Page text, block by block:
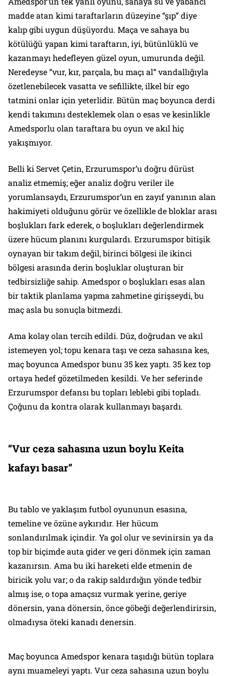
madde atan kimi taraftarların düzeyine “şıp” diye
kalıp gibi uygun düşüyordu. Maça ve sahaya bu
kötülüğü yapan kimi taraftarın, iyi, bütünlüklü ve
kazanmayı hedefleyen güzel oyun, umurunda değil.
Neredeyse “vur, kır, parçala, bu maçı al” vandallığıyla
özetlenebilecek vasatta ve sefillikte, ilkel bir ego
tatmini onlar için yeterlidir. Bütün maç boyunca derdi
kendi takımını desteklemek olan o esas ve kesinlikle
Amedsporlu olan taraftara bu oyun ve akıl hiç
yakışmıyor.
Belli ki Servet Çetin, Erzurumspor’u doğru dürüst
analiz etmemiş; eğer analiz doğru veriler ile
yorumlansaydı, Erzurumspor’un en zayıf yanının alan
hakimiyeti olduğunu görür ve özellikle de bloklar arası
boşlukları fark ederek, o boşlukları değerlendirmek
üzere hücum planını kurgulardı. Erzurumspor bitişik
oynayan bir takım değil, birinci bölgesi ile ikinci
bölgesi arasında derin boşluklar oluşturan bir
tedbirsizliğe sahip. Amedspor o boşlukları esas alan
bir taktik planlama yapma zahmetine girişseydi, bu
maç asla bu sonuçla bitmezdi.
Ama kolay olan tercih edildi. Düz, doğrudan ve akıl
istemeyen yol; topu kenara taşı ve ceza sahasına kes,
maç boyunca Amedspor bunu 35 kez yaptı. 35 kez top
ortaya hedef gözetilmeden kesildi. Ve her seferinde
Erzurumspor defansı bu topları leblebi gibi topladı.
Çoğunu da kontra olarak kullanmayı başardı.
“Vur ceza sahasına uzun boylu Keita
kafayı basar”
Bu tablo ve yaklaşım futbol oyununun esasına,
temeline ve özüne aykırıdır. Her hücum
sonlandırılmak içindir. Ya gol olur ve sevinirsin ya da
top bir biçimde auta gider ve geri dönmek için zaman
kazanırsın. Ama bu iki hareketi elde etmenin de
biricik yolu var; o da rakip saldırdığın yönde tedbir
almış ise, o topa amaçsız vurmak yerine, geriye
dönersin, yana dönersin, önce göbeği değerlendirirsin,
olmadıysa öteki kanadı denersin.
Maç boyunca Amedspor kenara taşıdığı bütün toplara
aynı muameleyi yaptı. Vur ceza sahasına uzun boylu